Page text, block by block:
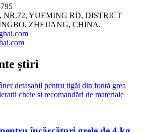
NR.72, YUEMING RD, DISTRICT
ZHEJIANG, CHINA.
știri